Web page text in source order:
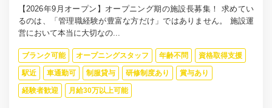
【2026年9月オープン】オープニング期の施設長募集！ 求めてい
るのは、「管理職経験が豊富な方だけ」ではありません。 施設運
営において本当に大切なの...
ブランク可能 オープニングスタッフ 年齢不問 資格取得支援
駅近 車通勤可 制服貸与 研修制度あり 賞与あり
経験者歓迎 月給30万以上可能